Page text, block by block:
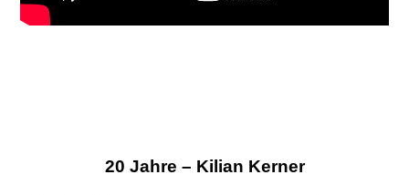
20 Jahre – Kilian Kerner